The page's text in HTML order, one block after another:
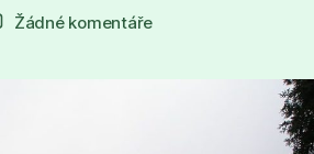
příspěvku
Žádné komentářeu